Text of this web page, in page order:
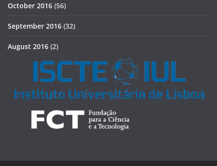
October 2016 (56)
September 2016 (32)
August 2016 (2)